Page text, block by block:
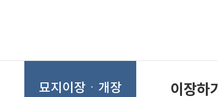
묘지이장ㆍ개장 이장하